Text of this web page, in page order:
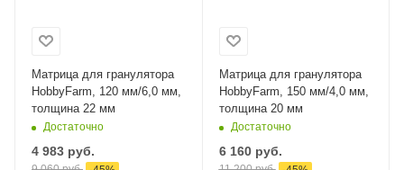
Матрица для гранулятора
HobbyFarm, 120 мм/6,0 мм,
толщина 22 мм
Достаточно
4 983 руб.
Матрица для гранулятора
HobbyFarm, 150 мм/4,0 мм,
толщина 20 мм
Достаточно
6 160руб.